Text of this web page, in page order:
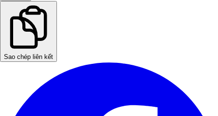
Sao chép liên kết